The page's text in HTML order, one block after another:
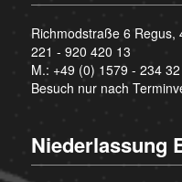
Richmodstraße 6 Regus,
221 - 920 420 13
M.: +49 (0) 1579 - 234 32
Besuch nur nach
Niederlassung